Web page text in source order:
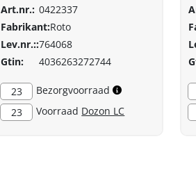
Art.nr.: 0422337
Fabrikant:Roto
Lev.nr.::764068
Gtin:
4036263272744
23
Bezorgvoorraad
23
Voorraad Dozon LC